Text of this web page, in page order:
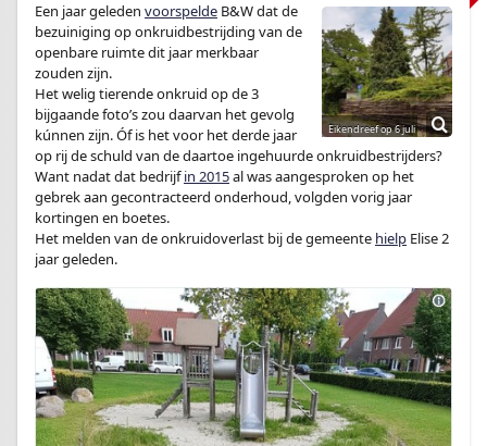
Een jaar geleden voorspelde B&W dat de
bezuiniging op onkruidbestrijding van de
openbare ruimte dit jaar merkbaar
zouden zijn.
Het welig tierende onkruid op de 3
bijgaande foto’s zou daarvan het gevolg
kúnnen zijn. Óf is het voor het derde jaar
op rij de schuld van de daartoe ingehuurde onkruidbestrijders?
Want nadat dat bedrijfin 2015al was aangesproken op het
gebrek aan gecontracteerd onderhoud, volgden vorig jaar
kortingen en boetes.
Het melden van de onkruidoverlast bij de gemeente hielp Elise 2
jaar geleden.